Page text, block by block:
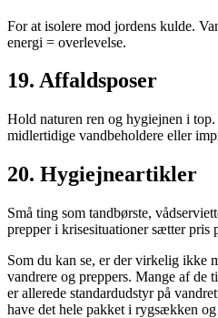
For at isolere mod jordens kulde.
energi = overlevelse.
19. Affaldsposer
Hold naturen ren og hygiejnen i
midlertidige vandbeholdere eller
20. Hygiejneartikler
Små ting som tandbørste,
prepper i krisesituationer sætter pris
Som du kan se, er der virkelig ikke
vandrere og preppers. Mange af de
er allerede standardudstyr på
have det hele pakket i rygsækken